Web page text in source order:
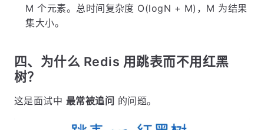
M 个元素。总时间复杂度 O(logN + M)，M 为结果
集大小。
四、为什么 Redis 用跳表而不用红黑
树？
这是面试中 最常被追问 的问题。